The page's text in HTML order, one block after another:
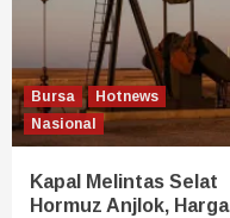
Bursa
Hotnews
Nasional
Kapal Melintas Selat
Hormuz Anjlok, Harga